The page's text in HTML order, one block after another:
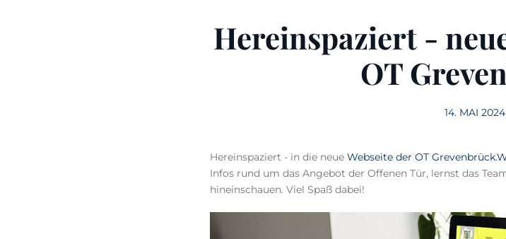
Hereinspaziert -
OT
14. MAI 2024
Hereinspaziert - in die neue Webseite der OT
Infos rund um das Angebot der Offenen Tür, lernst das
hineinschauen. Viel Spaß dabei!